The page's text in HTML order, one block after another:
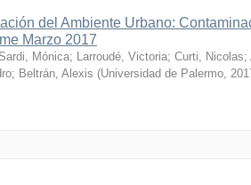
del Ambiente Urbano:
Marzo 2017
Mónica; Larroudé, Victoria; Curti, Nicolas;
; Beltrán, Alexis (Universidad de Palermo,